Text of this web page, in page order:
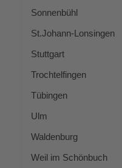
Son­nen­bühl
St.Johann-Lonsingen
Stutt­gart
Troch­tel­fin­gen
Tübin­gen
Ulm
Wal­den­burg
Weil im Schönbuch